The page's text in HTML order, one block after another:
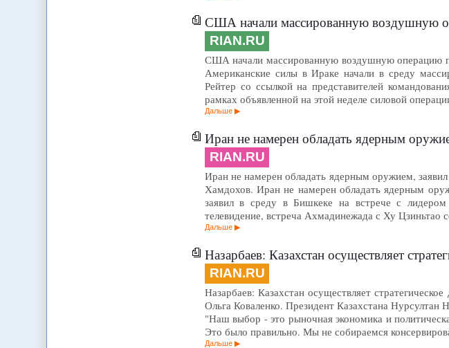
США начали массированную воздушную
RIAN.RU
США начали массированную воздушную операцию
Американские силы в Ираке начали в среду
Рейтер со ссылкой на представителей
рамках объявленной на этой неделе силовой
Дальше
Иран не намерен обладать ядерным
RIAN.RU
Иран не намерен обладать ядерным оружием,
Хамдохов. Иран не намерен обладать ядерным
заявил в среду в Бишкеке на встрече с
телевидение, встреча Ахмадинежада с Ху Цзиньтао
Дальше
Назарбаев: Казахстан осуществляет
RIAN.RU
Назарбаев: Казахстан осуществляет
Ольга Коваленко. Президент Казахстана Нурсултан
"Наш выбор - это рыночная экономика и
Это было правильно. Мы не собираемся
Дальше